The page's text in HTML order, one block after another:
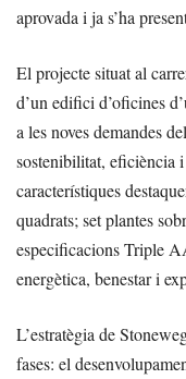
aprovada i ja s’ha
El projecte situat al
d’un edifici d’oficines
a les noves demandes
sostenibilitat, eficiència
característiques
quadrats; set plantes
especificacions Triple
energètica, benestar i
L’estratègia de
fases: el